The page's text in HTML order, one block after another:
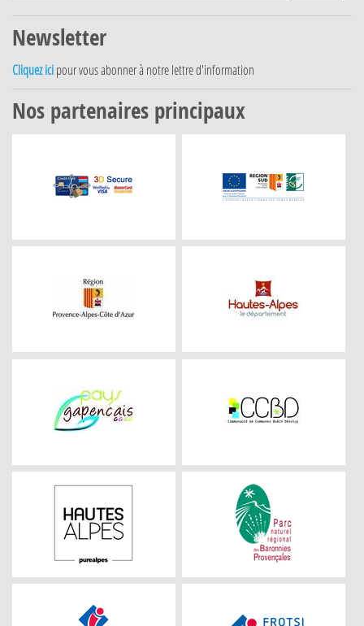
Newsletter
Cliquez ici pour vous abonner à notre lettre d'information
Nos partenaires principaux